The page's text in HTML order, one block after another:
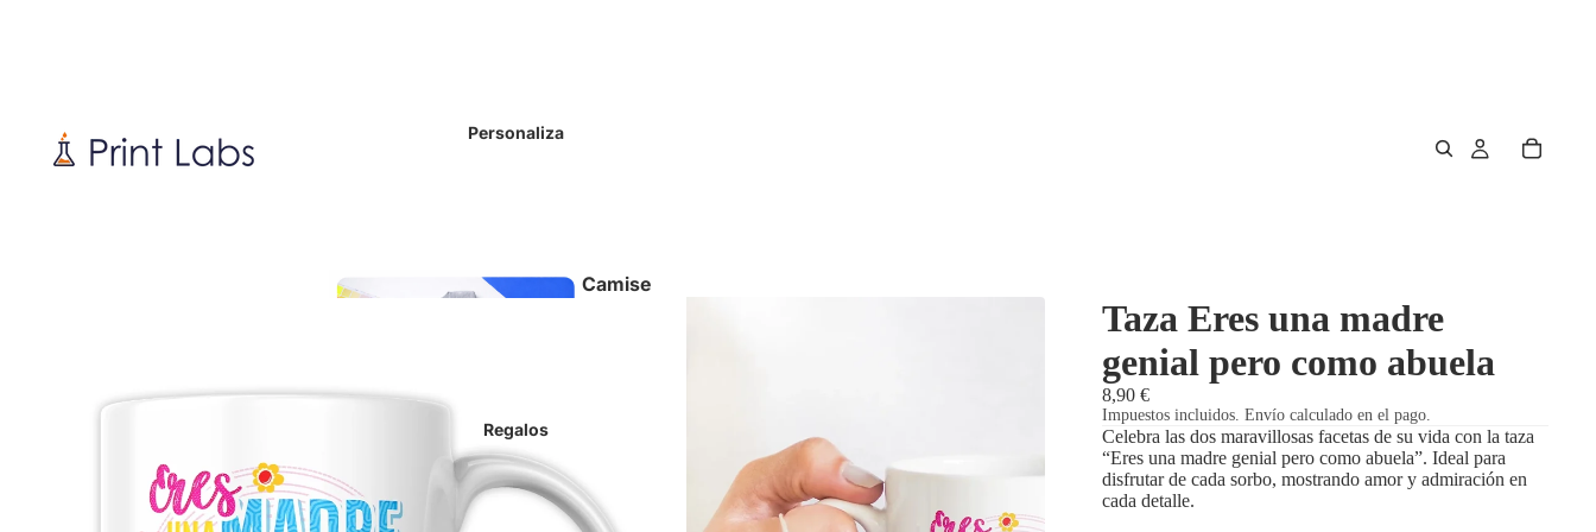
Personaliza
Camise
Regalos
Taza Eres una madre
genial pero como abuela
8,90 €
Impuestos incluidos. Envío calculado en el pago.
Celebra las dos maravillosas facetas de su vida con la taza
“Eres una madre genial pero como abuela”. Ideal para
disfrutar de cada sorbo, mostrando amor y admiración en
cada detalle.